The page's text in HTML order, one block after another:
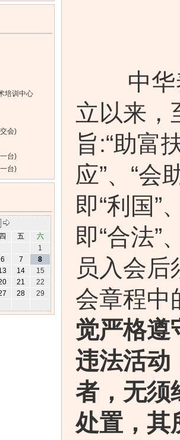
培训中心
会)
台)
台)
四 五
六
1
6 7
8
14
15
21
22
28
29
中华养
立以来，
旨:“助富
应”、“会
即“利国”
即“合法”
员入会
会章程中
觉严格遵
违法活动
者，无须
处置，其